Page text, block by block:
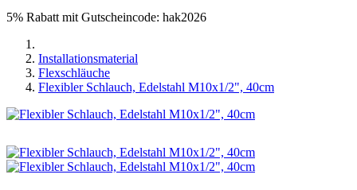
5% Rabatt mit Gutscheincode: hak2026
Installationsmaterial
Flexschläuche
Flexibler Schlauch, Edelstahl M10x1/2", 40cm